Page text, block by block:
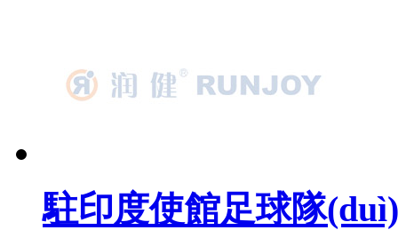
駐印度使館足球隊